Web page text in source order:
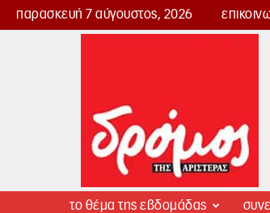
παρασκευή 7 αύγουστος, 2026
Δρόμος
το θέμα της εβδομάδας